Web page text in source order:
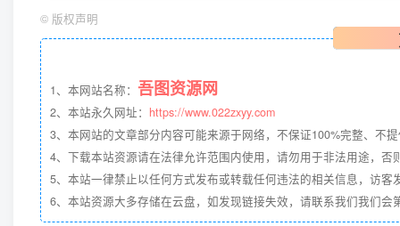
© 版权声明
1、本网站名称： 吾图资源网
2、本站永久网址： https://www.022zxyy.com
3、本网站的文章部分内容可能来源于网络，不保证100%完整、不
4、下载本站资源请在法律允许范围内使用，请勿用于非法用途，否
5、本站一律禁止以任何方式发布或转载任何违法的相关信息，访客
6、本站资源大多存储在云盘，如发现链接失效，请联系我们我们